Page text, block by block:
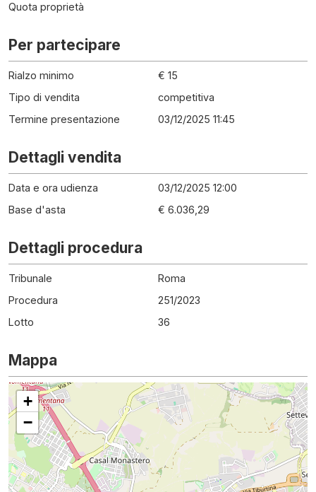
Quota proprietà
Per partecipare
Rialzo minimo
€ 15
Tipo di vendita
competitiva
Termine presentazione
03/12/2025 11:45
Dettagli vendita
Data e ora udienza
03/12/2025 12:00
Base d'asta
€ 6.036,29
Dettagli procedura
Tribunale
Roma
Procedura
251/2023
Lotto
36
Mappa
+
−